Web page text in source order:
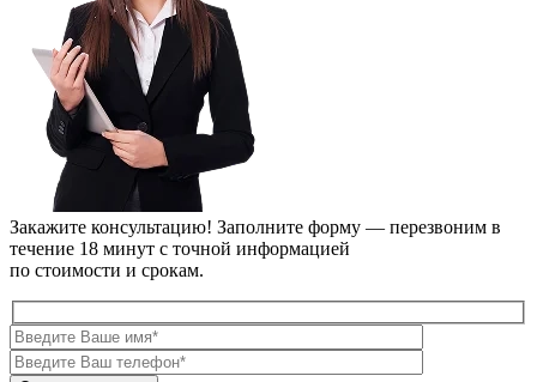
Закажите консультацию! Заполните форму — перезвоним в
течение 18 минут с точной информацией
по стоимости и срокам.